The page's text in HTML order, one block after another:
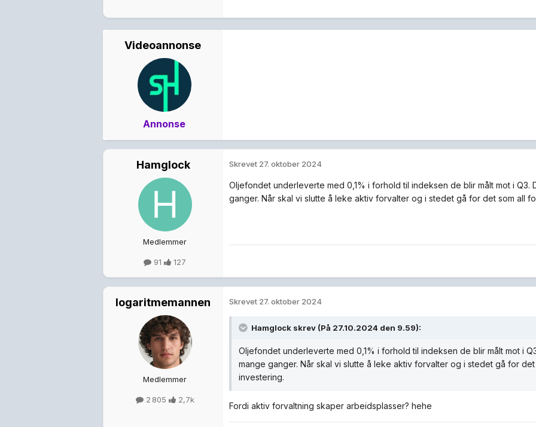
Videoannonse
Annonse
Hamglock
Medlemmer
91 127
Skrevet 27. oktober 2024
Oljefondet underleverte med 0,1% i forhold til indeksen de blir målt mot i Q3.
ganger. Når skal vi slutte å leke aktiv forvalter og i stedet gå for det som all
logaritmemannen
Medlemmer
2 805 2,7k
Skrevet 27. oktober 2024
Hamglock skrev (På 27.10.2024 den 9.59):
Oljefondet underleverte med 0,1% i forhold til indeksen de blir målt mot i
mange ganger. Når skal vi slutte å leke aktiv forvalter og i stedet gå for
investering.
Fordi aktiv forvaltning skaper arbeidsplasser? hehe